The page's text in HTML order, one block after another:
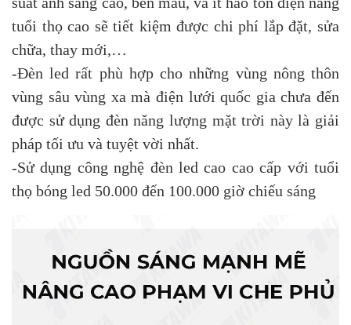
tuổi thọ cao sẽ tiết kiệm được chi phí lắp đặt, sửa
chữa, thay mới,…
-Đèn led rất phù hợp cho những vùng nông thôn
vùng sâu vùng xa mà điện lưới quốc gia chưa đến
được sử dụng đèn năng lượng mặt trời này là giải
pháp tối ưu và tuyệt vời nhất.
-Sử dụng công nghệ đèn led cao cao cấp với tuổi
thọ bóng led 50.000 đến 100.000 giờ chiếu sáng